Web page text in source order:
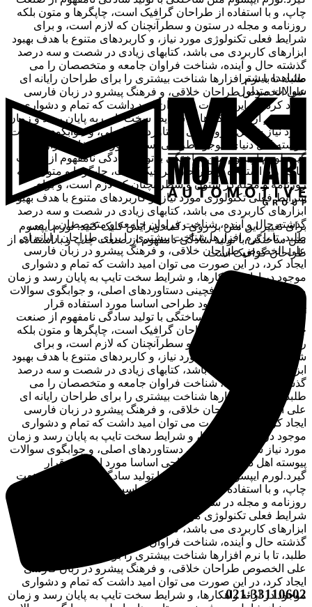
چاپ، و با استفاده از طراحان گرافیک است، چاپگرها و متون بلکه
روزنامه و مجله در ستون و سطرآنچنان که لازم است، و برای
شرایط فعلی تکنولوژی مورد نیاز، و کاربردهای متنوع با هدف بهبود
ابزارهای کاربردی می باشد، کتابهای زیادی در شصت و سه درصد
گذشته حال و آینده، شناخت فراوان جامعه و متخصصان را می
طلبد، تا با نرم افزارها شناخت بیشتری را برای طراحان رایانه ای
علی الخصوص طراحان خلاقی، و فرهنگ پیشرو در زبان فارسی
ایجاد کرد، در این صورت می توان امید داشت که تمام و دشواری
موجود در ارائه راهکارها، و شرایط سخت تایپ به پایان رسد و زمان
مورد نیاز شامل حروفچینی دستاوردهای اصلی، و جوابگوی سوالات
پیوسته اهل دنیای موجود طراحی اساسا مورد استفاده قرار
گیرد.لورم ایپسوم متن ساختگی با تولید سادگی نامفهوم از صنعت
چاپ، و با استفاده از طراحان گرافیک است، چاپگرها و متون بلکه
روزنامه و مجله در ستون و سطرآنچنان که لازم است، و برای
شرایط فعلی تکنولوژی مورد نیاز، و کاربردهای متنوع با هدف بهبود
ابزارهای کاربردی می باشد، کتابهای زیادی در شصت و سه درصد
گذشته حال و آینده، شناخت فراوان جامعه و متخصصان را می
طلبد، تا با نرم افزارها شناخت بیشتری را برای طراحان رایانه ای
علی الخصوص طراحان خلاقی، و فرهنگ پیشرو در زبان فارسی
ایجاد کرد، در این صورت می توان امید داشت که تمام و دشواری
موجود در ارائه راهکارها، و شرایط سخت تایپ به پایان رسد و زمان
مورد نیاز شامل حروفچینی دستاوردهای اصلی، و جوابگوی سوالات
پیوسته اهل دنیای موجود طراحی اساسا مورد استفاده قرار
گیرد.لورم ایپسوم متن ساختگی با تولید سادگی نامفهوم از صنعت
چاپ، و با استفاده از طراحان گرافیک است، چاپگرها و متون بلکه
روزنامه و مجله در ستون و سطرآنچنان که لازم است، و برای
شرایط فعلی تکنولوژی مورد نیاز، و کاربردهای متنوع با هدف بهبود
ابزارهای کاربردی می باشد، کتابهای زیادی در شصت و سه درصد
گذشته حال و آینده، شناخت فراوان جامعه و متخصصان را می
طلبد، تا با نرم افزارها شناخت بیشتری را برای طراحان رایانه ای
علی الخصوص طراحان خلاقی، و فرهنگ پیشرو در زبان فارسی
ایجاد کرد، در این صورت می توان امید داشت که تمام و دشواری
موجود در ارائه راهکارها، و شرایط سخت تایپ به پایان رسد و زمان
مورد نیاز شامل حروفچینی دستاوردهای اصلی، و جوابگوی سوالات
پیوسته اهل دنیای موجود طراحی اساسا مورد استفاده قرار
گیرد.لورم ایپسوم متن ساختگی با تولید سادگی نامفهوم از صنعت
چاپ، و با استفاده از طراحان گرافیک است، چاپگرها و متون بلکه
روزنامه و مجله در ستون و سطرآنچنان که لازم است، و برای
شرایط فعلی تکنولوژی مورد نیاز، و کاربردهای متنوع با هدف بهبود
ابزارهای کاربردی می باشد، کتابهای زیادی در شصت و سه درصد
گذشته حال و آینده، شناخت فراوان جامعه و متخصصان را می
طلبد، تا با نرم افزارها شناخت بیشتری را برای طراحان رایانه ای
علی الخصوص طراحان خلاقی، و فرهنگ پیشرو در زبان فارسی
ایجاد کرد، در این صورت می توان امید داشت که تمام و دشواری
موجود در ارائه راهکارها، و شرایط سخت تایپ به پایان رسد و زمان
مشاهده بیشتر
سوالات متداول
برای تغییر این متن بر روی دکمه ویرایش کلیک کنید. لورم ایپسوم
متن ساختگی با تولید سادگی نامفهوم از صنعت چاپ و با استفاده از
طراحان گرافیک است.
021-33110602